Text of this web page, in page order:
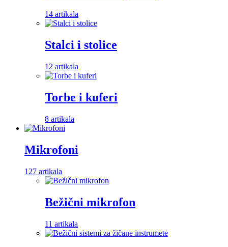
14 artikala
Stalci i stolice
12 artikala
Torbe i kuferi
8 artikala
Mikrofoni
127 artikala
Bežični mikrofon
11 artikala